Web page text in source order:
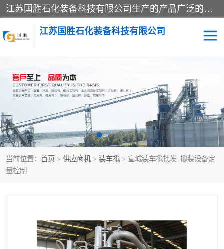
江苏国胜石化装备科技有限公司生产的产品广泛的应用于石油、石化等行业中，产品种类齐全，其中包括装卸鹤管、汽车鹤管、火车鹤管、装车鹤管、卸车鹤管、上装鹤管、下装鹤管、lng鹤管、发油鹤管、液氨鹤管、液化气鹤管等，我们生产的产品质量上乘，价格实惠，服务好，买鹤管就到国胜石化装备！
江苏国胜石化装备科技有限公司
当前位置： 首页 > 供应商机 > 装车撬 > 宣城装车撬批发_撬装设备定
量控制
输油臂 鹤管活动梯